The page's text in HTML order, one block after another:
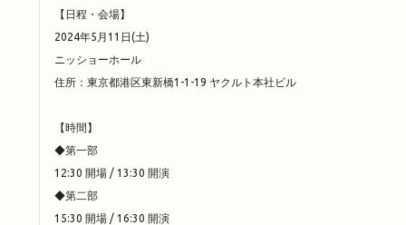
【日程・会場】
2024年5月11日(土)
ニッショーホール
住所：東京都港区東新橋1-1-19 ヤクルト本社ビル
【時間】
◆第一部
12:30 開場 / 13:30 開演
◆第二部
15:30 開場 / 16:30 開演